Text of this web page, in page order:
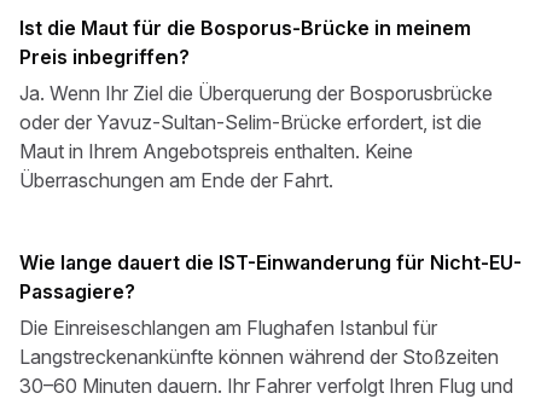
Ist die Maut für die Bosporus-Brücke in meinem
Preis inbegriffen?
Ja. Wenn Ihr Ziel die Überquerung der Bosporusbrücke
oder der Yavuz-Sultan-Selim-Brücke erfordert, ist die
Maut in Ihrem Angebotspreis enthalten. Keine
Überraschungen am Ende der Fahrt.
Wie lange dauert die IST-Einwanderung für Nicht-EU-
Passagiere?
Die Einreiseschlangen am Flughafen Istanbul für
Langstreckenankünfte können während der Stoßzeiten
30–60 Minuten dauern. Ihr Fahrer verfolgt Ihren Flug und